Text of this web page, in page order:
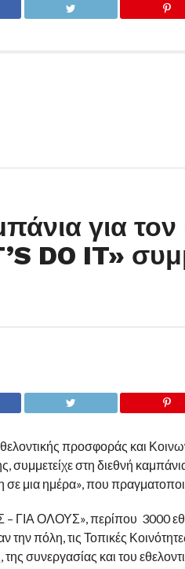
για
DO IT»
προσφοράς και
στη διεθνή
σε μια ημέρα», που
ΟΛΟΥΣ», περίπου 3000
πόλη, τις Τοπικές
συνεργασίας και του